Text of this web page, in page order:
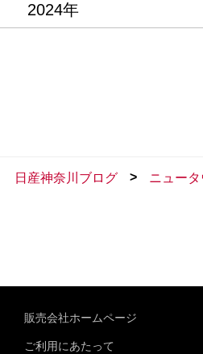
2024年
日産神奈川ブログ > ニュー
販売会社ホームページ
ご利用にあたって